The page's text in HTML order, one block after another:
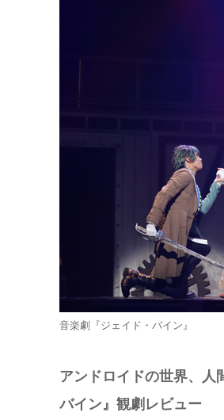
音楽劇『ジェイド・バイン』
アンドロイドの世界、
バイン』観劇レビュー